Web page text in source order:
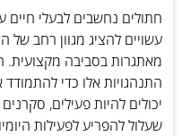
חתולים נחשבים לבעלי חיים
עשויים להציג מגוון רחב של
מאתגרות בסביבה מקצועית.
התנהגויות אלו כדי
יכולים להיות פעילים,
שעלול להפריע לפעילות